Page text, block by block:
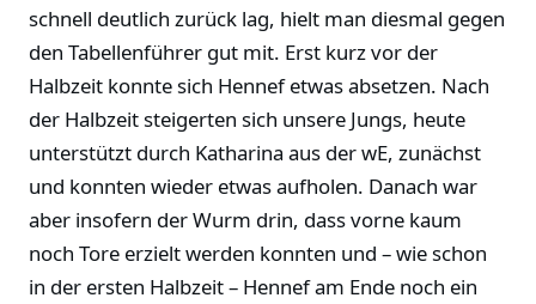
schnell deutlich zurück lag, hielt man diesmal gegen
den Tabellenführer gut mit. Erst kurz vor der
Halbzeit konnte sich Hennef etwas absetzen. Nach
der Halbzeit steigerten sich unsere Jungs, heute
unterstützt durch Katharina aus der wE, zunächst
und konnten wieder etwas aufholen. Danach war
aber insofern der Wurm drin, dass vorne kaum
noch Tore erzielt werden konnten und – wie schon
in der ersten Halbzeit – Hennef am Ende noch ein